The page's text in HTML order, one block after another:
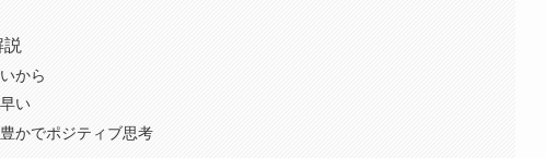
から
い
かでポジティブ思考